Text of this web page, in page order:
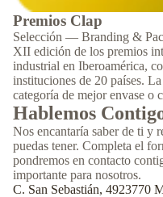
Premios Clap
Selección — Branding &
XII edición de los premios
industrial en Iberoamérica,
instituciones de 20 países.
categoría de mejor envase o
Hablemos
Nos encantaría saber de ti y
puedas tener. Completa el
pondremos en contacto
importante para nosotros.
C. San Sebastián, 4923770